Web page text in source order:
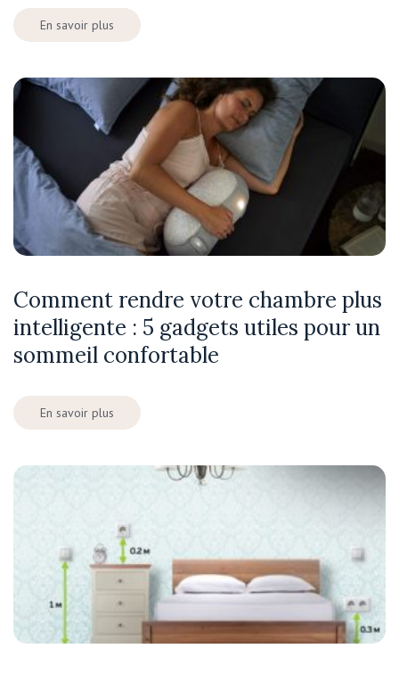
En savoir plus
Comment rendre votre chambre plus
intelligente : 5 gadgets utiles pour un
sommeil confortable
En savoir plus